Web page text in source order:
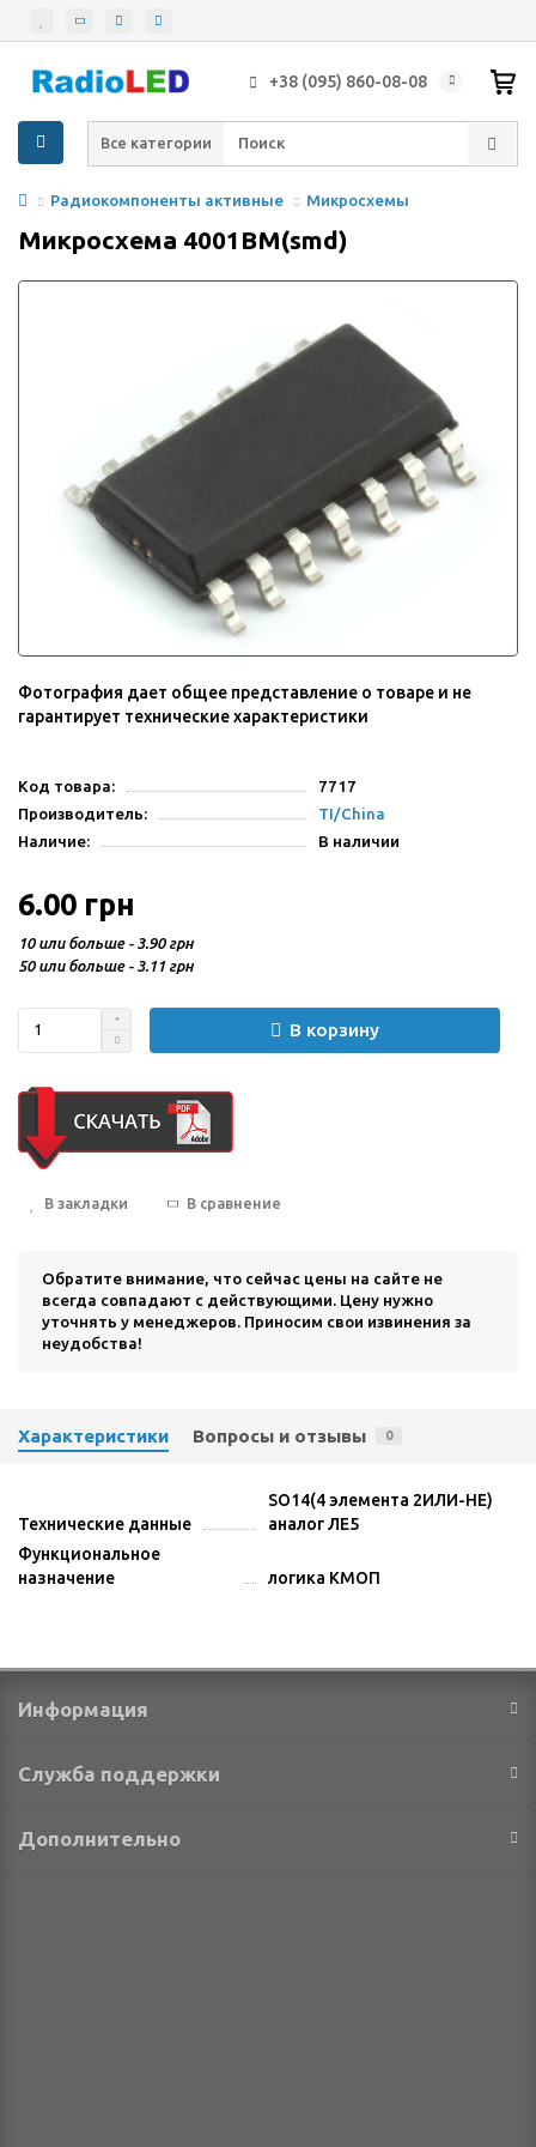
+38 (095) 860-08-08
Все категории
Радиокомпоненты активные Микросхемы
Микросхема 4001BM(smd)
Фотография дает общее представление о товаре и не
гарантирует технические характеристики
Код товара:
7717
Производитель:
TI/China
Наличие:
В наличии
6.00 грн
10 или больше - 3.90 грн
50 или больше - 3.11 грн
В корзину
В закладки В сравнение
Обратите внимание, что сейчас цены на сайте не
всегда совпадают с действующими. Цену нужно
уточнять у менеджеров. Приносим свои извинения за
неудобства!
Характеристики Вопросы и отзывы 0
Технические данные
SO14(4 элемента 2ИЛИ-НЕ)
аналог ЛЕ5
Функциональное
назначение
логика КМОП
Информация
Служба поддержки
Дополнительно